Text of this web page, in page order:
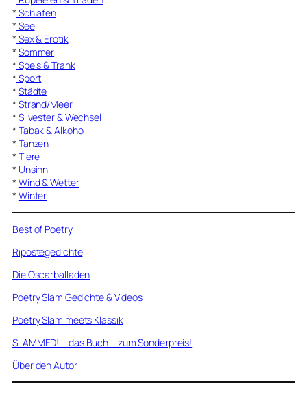
* Schlafen
* See
* Sex & Erotik
* Sommer
* Speis & Trank
* Sport
* Städte
* Strand/Meer
* Silvester & Wechsel
* Tabak & Alkohol
* Tanzen
* Tiere
* Unsinn
* Wind & Wetter
* Winter
Best of Poetry
Ripostegedichte
Die Oscarballaden
Poetry Slam Gedichte & Videos
Poetry Slam meets Klassik
SLAMMED! – das Buch – zum Sonderpreis!
Über den Autor